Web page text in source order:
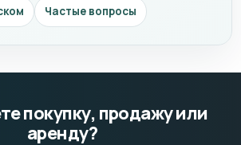
Частые вопросы
покупку, продажу или
аренду?